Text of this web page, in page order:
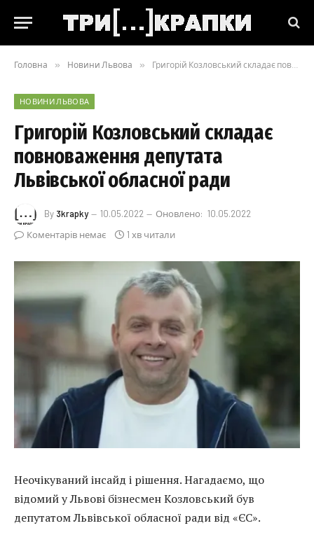
Головна » Новини Львова » Григорій Козловський складає повноваження депутата Львівської обласної ради
НОВИНИ ЛЬВОВА
Григорій Козловський складає
повноваження депутата
Львівської обласної ради
By 3krapky 10.05.2022 Оновлено: 10.05.2022
Коментарів немає
1 хв читали
Неочікуваний інсайд і рішення. Нагадаємо, що
відомий у Львові бізнесмен Козловський був
депутатом Львівської обласної ради від «ЄС».